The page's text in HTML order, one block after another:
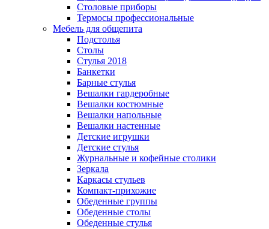
Столовые приборы
Термосы профессиональные
Мебель для общепита
Подстолья
Столы
Стулья 2018
Банкетки
Барные стулья
Вешалки гардеробные
Вешалки костюмные
Вешалки напольные
Вешалки настенные
Детские игрушки
Детские стулья
Журнальные и кофейные столики
Зеркала
Каркасы стульев
Компакт-прихожие
Обеденные группы
Обеденные столы
Обеденные стулья